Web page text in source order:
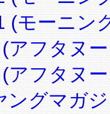
(モーニン
アフタヌ
アフタヌ
ングマガ